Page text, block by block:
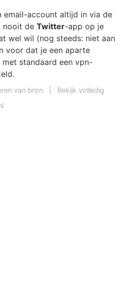
email-account altijd in via de
nooit de Twitter-app op je
wel wil (nog steeds: niet aan
voor dat je een aparte
standaard een vpn-
van bron
Bekijk volledig